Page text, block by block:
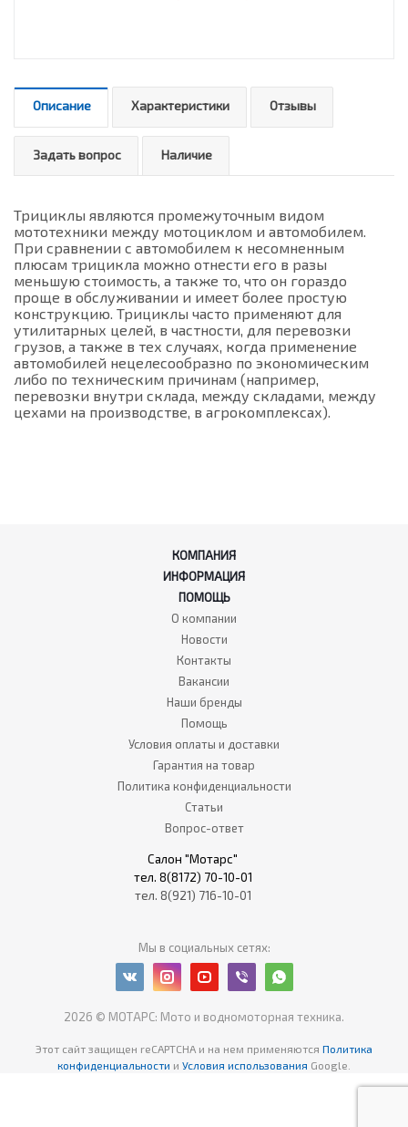
Описание Характеристики Отзывы
Задать вопрос Наличие
Трициклы являются промежуточным видом
мототехники между мотоциклом и автомобилем.
При сравнении с автомобилем к несомненным
плюсам трицикла можно отнести его в разы
меньшую стоимость, а также то, что он гораздо
проще в обслуживании и имеет более простую
конструкцию. Трициклы часто применяют для
утилитарных целей, в частности, для перевозки
грузов, а также в тех случаях, когда применение
автомобилей нецелесообразно по экономическим
либо по техническим причинам (например,
перевозки внутри склада, между складами, между
цехами на производстве, в агрокомплексах).
КОМПАНИЯ
ИНФОРМАЦИЯ
ПОМОЩЬ
О компании
Новости
Контакты
Вакансии
Наши бренды
Помощь
Условия оплаты и доставки
Гарантия на товар
Политика конфиденциальности
Статьи
Вопрос-ответ
Салон "Мотарс"
тел. 8(8172) 70-10-01
тел. 8(921) 716-10-01
Мы в социальных сетях:
2026 © МОТАРС: Мото и водномоторная техника.
Этот сайт защищен reCAPTCHA и на нем применяются Политика
конфиденциальности и Условия использования Google.